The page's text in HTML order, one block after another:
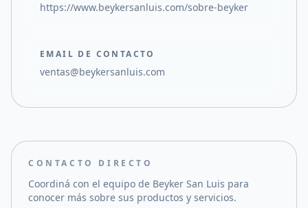
https://www.beykersanluis.com/sobre-beyker
EMAIL DE CONTACTO
ventas@beykersanluis.com
CONTACTO DIRECTO
Coordiná con el equipo de Beyker San Luis para
conocer más sobre sus productos y servicios.